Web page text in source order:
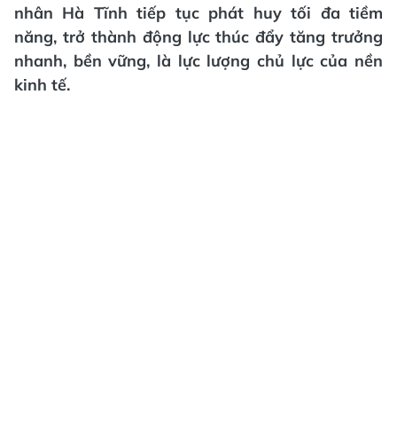
nhân Hà Tĩnh tiếp tục phát huy tối đa tiềm
năng, trở thành động lực thúc đẩy tăng trưởng
nhanh, bền vững, là lực lượng chủ lực của nền
kinh tế.